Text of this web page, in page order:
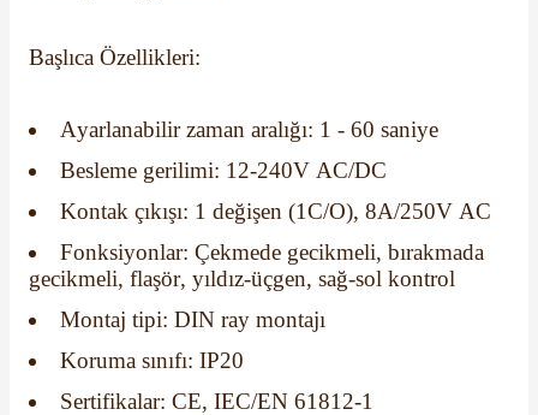
Başlıca Özellikleri:
Ayarlanabilir zaman aralığı: 1 - 60 saniye
Besleme gerilimi: 12-240V AC/DC
Kontak çıkışı: 1 değişen (1C/O), 8A/250V AC
Fonksiyonlar: Çekmede gecikmeli, bırakmada
gecikmeli, flaşör, yıldız-üçgen, sağ-sol kontrol
Montaj tipi: DIN ray montajı
Koruma sınıfı: IP20
Sertifikalar: CE, IEC/EN 61812-1